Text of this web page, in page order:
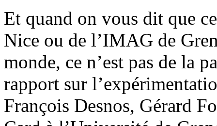
Et quand on vous dit que
Nice ou de l’IMAG de
monde, ce n’est pas de la
rapport sur
François Desnos, Gérard